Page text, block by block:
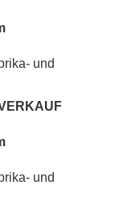
und
und